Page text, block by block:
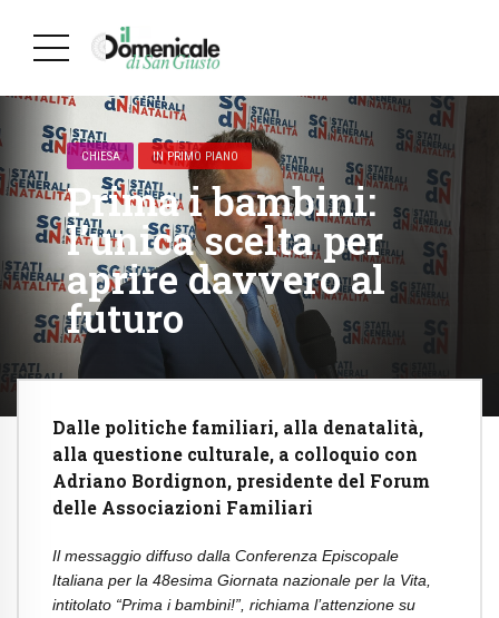
CHIESA IN PRIMO PIANO
Prima i bambini:
l’unica scelta per
aprire davvero al
futuro
Dalle politiche familiari, alla denatalità,
alla questione culturale, a colloquio con
Adriano Bordignon, presidente del Forum
delle Associazioni Familiari
Il messaggio diffuso dalla Conferenza Episcopale
Italiana per la 48esima Giornata nazionale per la Vita,
intitolato “Prima i bambini!”, richiama l’attenzione su